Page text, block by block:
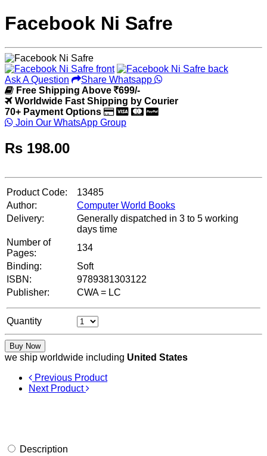
Facebook Ni Safre
Ask A Question
Share Whatsapp
Free Shipping Above
699/-
Worldwide Fast Shipping by Courier
70+ Payment Options
Join Our WhatsApp Group
Rs 198.00
Product Code:
13485
Author:
Computer World Books
Delivery:
Generally dispatched in 3 to 5 working
days time
Number of
Pages:
134
Binding:
Soft
ISBN:
9789381303122
Publisher:
CWA = LC
Quantity
Buy Now
we ship worldwide including United States
Previous Product
Next Product
Description